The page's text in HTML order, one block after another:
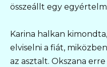
összeállt egy
Karina halkan
elviselni a fiát,
az asztalt. Okszana